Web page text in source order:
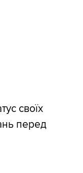
своїх
перед